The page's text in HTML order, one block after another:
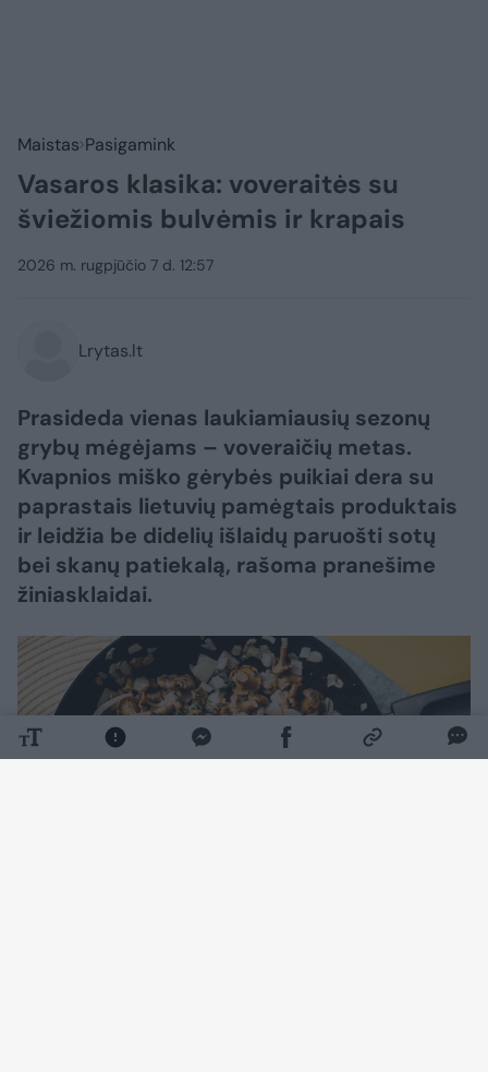
Maistas Pasigamink
Vasaros klasika: voveraitės su
šviežiomis bulvėmis ir krapais
2026 m. rugpjūčio 7 d. 12:57
Lrytas.lt
Prasideda vienas laukiamiausių sezonų
grybų mėgėjams – voveraičių metas.
Kvapnios miško gėrybės puikiai dera su
paprastais lietuvių pamėgtais produktais
ir leidžia be didelių išlaidų paruošti sotų
bei skanų patiekalą, rašoma pranešime
žiniasklaidai.